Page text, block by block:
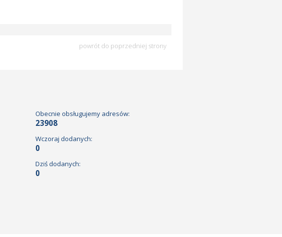
powrót do poprzedniej strony
Obecnie obsługujemy adresów:
23908
Wczoraj dodanych:
0
Dziś dodanych:
0